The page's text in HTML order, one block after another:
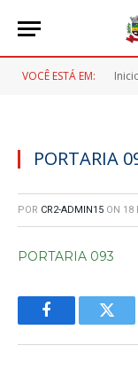
VOCÊ ESTÁ EM:
PORTARIA
POR CR2-ADMIN15 ON 18
PORTARIA 093
Facebook